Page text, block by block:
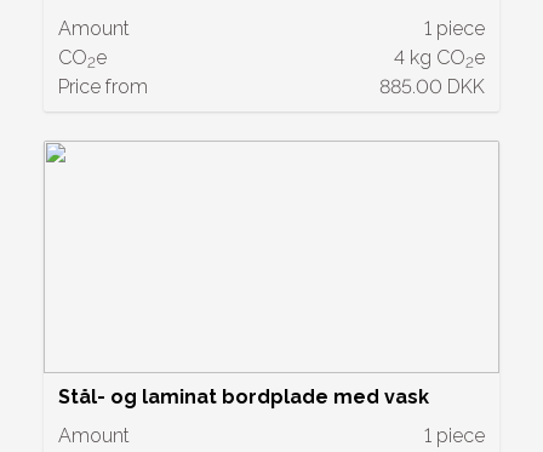
Amount
1 piece
CO2e 4 kg CO2e
Price from
885.00 DKK
Stål- og laminat bordplade med vask
Amount
1 piece